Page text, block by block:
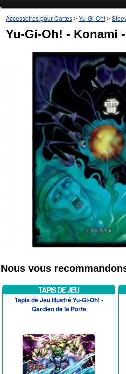
Accessoires pour Cartes > Yu-Gi-Oh! >
Yu-Gi-Oh! - Konami
Nous vous
TAPIS DE JEU
Tapis de Jeu illustré Yu-Gi-Oh! -
Gardien de la Porte